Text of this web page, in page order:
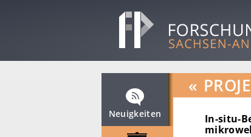
Neuigkeiten
«
In-situ-